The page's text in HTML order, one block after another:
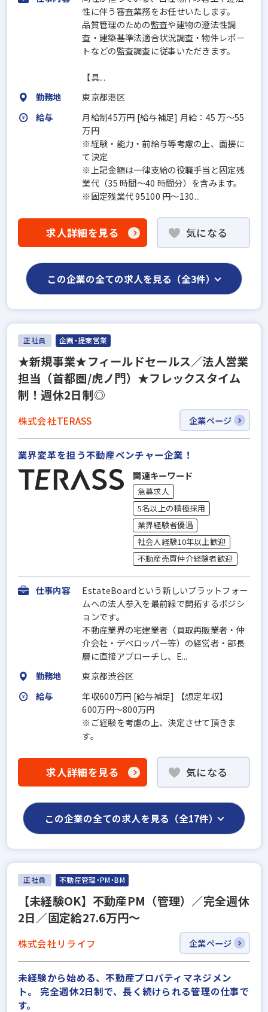
性に伴う審査業務をお任せいたします。
品質管理のための監査や建物の遵法性調
査・建築基準法適合状況調査・物件レポー
トなどの監査調査に従事いただきます。
【具...
勤務地
東京都港区
給与
月給制45万円 [給与補足] 月給：45 万～55
万円
※経験・能力・前給与等考慮の上、面接に
て決定
※上記⾦額は⼀律⽀給の役職手当と固定残
業代（35 時間〜40 時間分）を含みます。
※固定残業代 95100 円～130...
求人詳細を見る 気になる
この企業の全ての求人を見る（全3件）
正社員 企画・提案営業
★新規事業★フィールドセールス／法人営業
担当（首都圏/虎ノ門）★フレックスタイム
制！週休2日制◎
株式会社TERASS 企業ページ
業界変革を担う不動産ベンチャー企業！
関連キーワード
急募求人
5名以上の積極採用
業界経験者優遇
社会人経験10年以上歓迎
不動産売買仲介経験者歓迎
仕事内容
EstateBoardという新しいプラットフォー
ムへの法人参入を最前線で開拓するポジシ
ョンです。
不動産業界の宅建業者（買取再販業者・仲
介会社・デベロッパー等）の経営者・部長
層に直接アプローチし、E...
勤務地
東京都渋谷区
給与
年収600万円 [給与補足] 【想定年収】
600万円〜800万円
※ご経験を考慮の上、決定させて頂きま
す。
求人詳細を見る 気になる
この企業の全ての求人を見る（全17件）
正社員 不動産管理・PM・BM
【未経験OK】不動産PM（管理）／完全週休
2日／固定給27.6万円〜
株式会社リライフ 企業ページ
未経験から始める、不動産プロパティマネジメン
ト。 完全週休2日制で、長く続けられる管理の仕事で
す。